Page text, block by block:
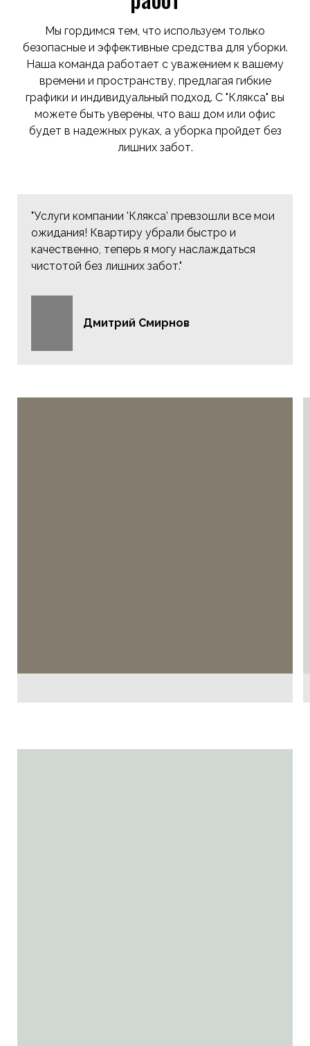
Мы гордимся тем, что используем только
безопасные и эффективные средства для уборки.
Наша команда работает с уважением к вашему
времени и пространству, предлагая гибкие
графики и индивидуальный подход. С "Клякса" вы
можете быть уверены, что ваш дом или офис
будет в надежных руках, а уборка пройдет без
лишних забот.
"Услуги компании 'Клякса' превзошли все мои
ожидания! Квартиру убрали быстро и
качественно, теперь я могу наслаждаться
чистотой без лишних забот."
Дмитрий Смирнов